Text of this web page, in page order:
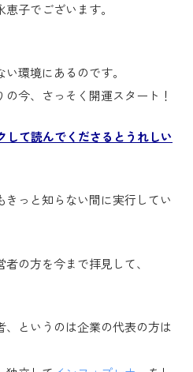
恵子でございます。
環境にあるのです。
今、さっそく開運スタート！
して読んでくださるとうれしい
きっと知らない間に実行してい
の方を今まで拝見して、
、というのは企業の代表の方は